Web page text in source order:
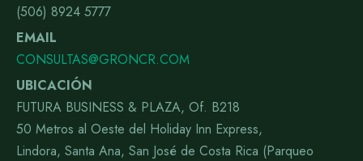
(506) 8924 5777
EMAIL
CONSULTAS@GRONCR.COM
UBICACIÓN
FUTURA BUSINESS & PLAZA, Of. B218
50 Metros al Oeste del Holiday Inn Express,
Lindora, Santa Ana, San José de Costa Rica (Parqueo